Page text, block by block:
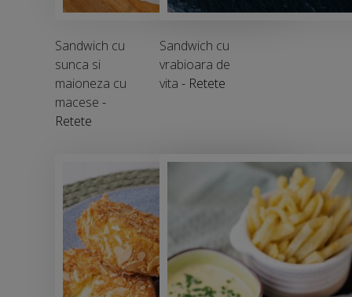
Sandwich cu
sunca si
maioneza cu
macese -
Retete
Sandwich cu
vrabioara de
vita - Retete